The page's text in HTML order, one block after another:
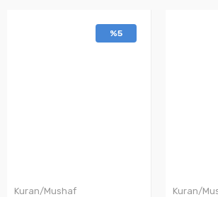
%5
Kuran/Mushaf
Kuran/